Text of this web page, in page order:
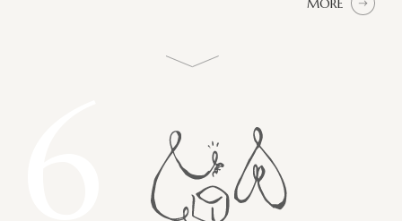
MORE